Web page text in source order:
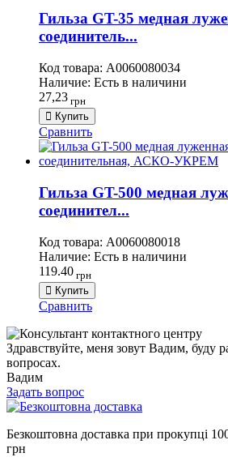
Гильза GT-35 медная
соединитель...
Код товара: A0060080034
Наличие: Есть в наличини
27,23 грн
Купить
Сравнить
Гильза GT-500 медная
соединител...
Код товара: A0060080018
Наличие: Есть в наличини
119.40 грн
Купить
Сравнить
Здравствуйте, меня зовут Вадим, буду
вопросах.
Вадим
Задать вопрос
Безкоштовна доставка при прокупці
грн